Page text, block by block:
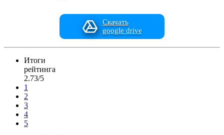
Скачать
google drive
Итоги
рейтинга
2.73/5
1
2
3
4
5